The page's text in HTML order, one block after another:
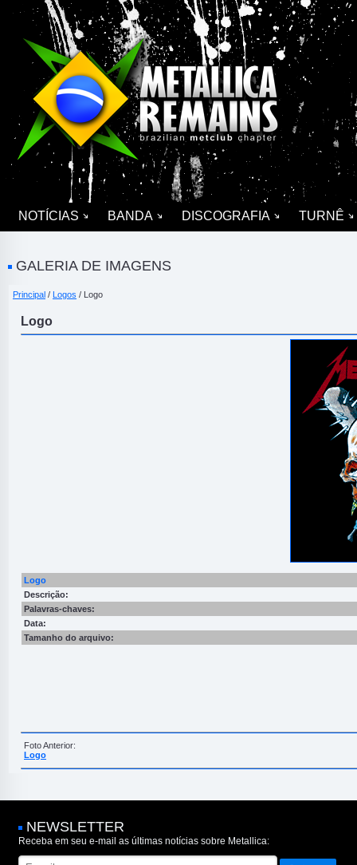
NOTÍCIAS BANDA DISCOGRAFIA TURNÊ
GALERIA DE IMAGENS
Principal / Logos / Logo
Logo
Logo
Descrição:
Palavras-chaves:
Data:
Tamanho do arquivo:
Foto Anterior:
Logo
NEWSLETTER
Receba em seu e-mail as últimas notícias sobre Metallica: